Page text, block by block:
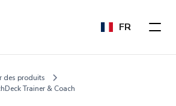
FR
des produits
Trainer & Coach